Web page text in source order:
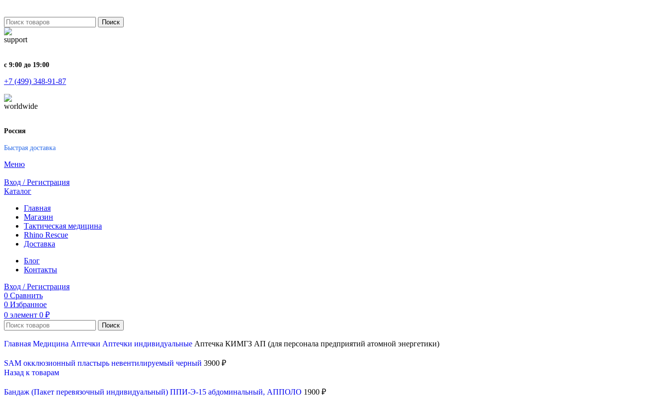
Поиск
с 9:00 до 19:00
+7 (499) 348-91-87
Россия
Быстрая доставка
Меню
Вход / Регистрация
Каталог
Главная
Магазин
Тактическая медицина
Rhino Rescue
Доставка
Блог
Контакты
Вход / Регистрация
0 Сравнить
0 Избранное
0 элемент 0 ₽
Поиск
Главная Медицина Аптечки Аптечки индивидуальные Аптечка КИМГЗ АП (для персонала предприятий атомной энергетики)
SAM окклюзионный пластырь невентилируемый черный 3900 ₽
Назад к товарам
Бандаж (Пакет перевязочный индивидуальный) ППИ-Э-15 абдоминальный, АППОЛО 1900 ₽